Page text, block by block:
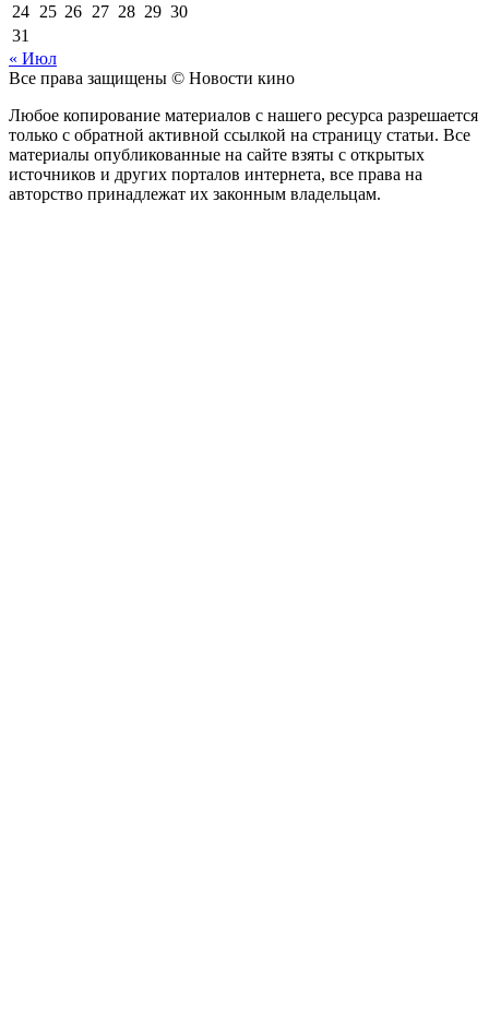
24 25 26 27 28 29 30
31
« Июл
Все права защищены © Новости кино
Любое копирование материалов с нашего ресурса разрешается
только с обратной активной ссылкой на страницу статьи. Все
материалы опубликованные на сайте взяты с открытых
источников и других порталов интернета, все права на
авторство принадлежат их законным владельцам.